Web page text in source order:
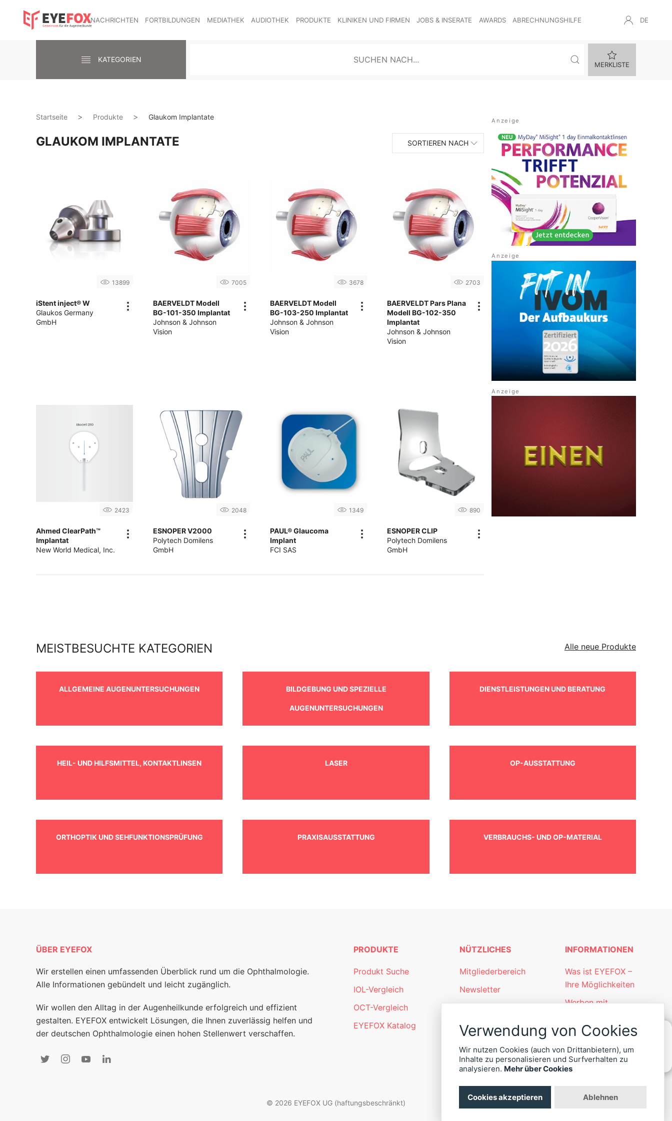
NACHRICHTEN FORTBILDUNGEN MEDIATHEK AUDIOTHEK PRODUKTE KLINIKEN UND FIRMEN JOBS & INSERATE AWARDS ABRECHNUNGSHILFE DE
KATEGORIEN
MERKLISTE
Startseite Produkte Glaukom Implantate
GLAUKOM IMPLANTATE SORTIEREN NACH
13899
iStent inject® W
Glaukos Germany
GmbH
7005
BAERVELDT Modell
BG-101-350 Implantat
Johnson & Johnson
Vision
3678
BAERVELDT Modell
BG-103-250 Implantat
Johnson & Johnson
Vision
2703
BAERVELDT Pars Plana
Modell BG-102-350
Implantat
Johnson & Johnson
Vision
2423
Ahmed ClearPath™
Implantat
New World Medical, Inc.
2048
ESNOPER V2000
Polytech Domilens
GmbH
1349
PAUL® Glaucoma
Implant
FCI SAS
890
ESNOPER CLIP
Polytech Domilens
GmbH
MEISTBESUCHTE KATEGORIEN Alle neue Produkte
ALLGEMEINE AUGENUNTERSUCHUNGEN BILDGEBUNG UND SPEZIELLE
AUGENUNTERSUCHUNGEN
DIENSTLEISTUNGEN UND BERATUNG
HEIL- UND HILFSMITTEL, KONTAKTLINSEN LASER OP-AUSSTATTUNG
ORTHOPTIK UND SEHFUNKTIONSPRÜFUNG PRAXISAUSSTATTUNG VERBRAUCHS- UND OP-MATERIAL
KONTAKT
ÜBER EYEFOX
Wir erstellen einen umfassenden Überblick rund um die Ophthalmologie.
Alle Informationen gebündelt und leicht zugänglich.
Wir wollen den Alltag in der Augenheilkunde erfolgreich und effizient
gestalten. EYEFOX entwickelt Lösungen, die Ihnen zuverlässig helfen und
der deutschen Ophthalmologie einen hohen Stellenwert verschaffen.
PRODUKTE
Produkt Suche
IOL-Vergleich
OCT-Vergleich
EYEFOX Katalog
NÜTZLICHES
Mitgliederbereich
Newsletter
INFORMATIONEN
Was ist EYEFOX –
Ihre Möglichkeiten
Werben mit
Kontakt
Datenschutz
Impressum
© 2026 EYEFOX UG (haftungsbeschränkt)
Verwendung von Cookies
Wir nutzen Cookies (auch von Drittanbietern), um
Inhalte zu personalisieren und Surfverhalten zu
analysieren. Mehr über Cookies
Cookies akzeptieren Ablehnen